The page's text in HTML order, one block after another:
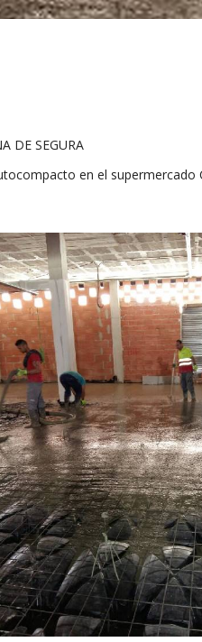
DE SEGURA
en el supermercado